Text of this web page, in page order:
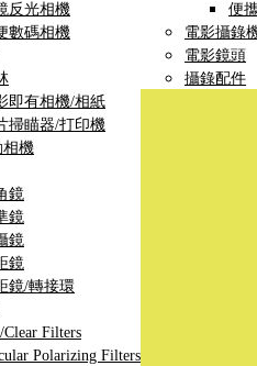
反光相機
數碼相機
即有相機/相紙
掃瞄器/打印機
相機
鏡
鏡
鏡
鏡
鏡/轉接環
Filters
Polarizing Filters
便
電影攝錄
電影鏡頭
攝錄配件